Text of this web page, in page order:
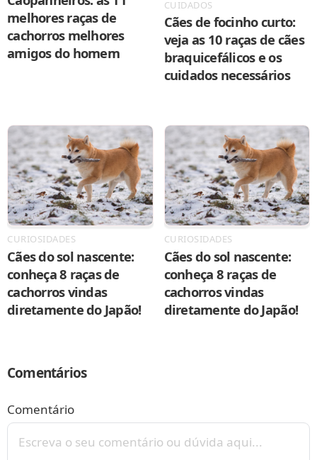
melhores raças de
cachorros melhores
amigos do homem
CUIDADOS
Cães de focinho curto:
veja as 10 raças de cães
braquicefálicos e os
cuidados necessários
CURIOSIDADES
Cães do sol nascente:
conheça 8 raças de
cachorros vindas
diretamente do Japão!
CURIOSIDADES
Cães do sol nascente:
conheça 8 raças de
cachorros vindas
diretamente do Japão!
Comentários
Comentário